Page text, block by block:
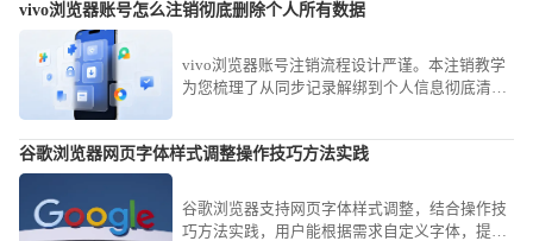
vivo浏览器账号怎么注销彻底删除个人所有数据
vivo浏览器账号注销流程设计严谨。本注销教学
为您梳理了从同步记录解绑到个人信息彻底清空
谷歌浏览器网页字体样式调整操作技巧方法实践
谷歌浏览器支持网页字体样式调整，结合操作技
巧方法实践，用户能根据需求自定义字体，提高